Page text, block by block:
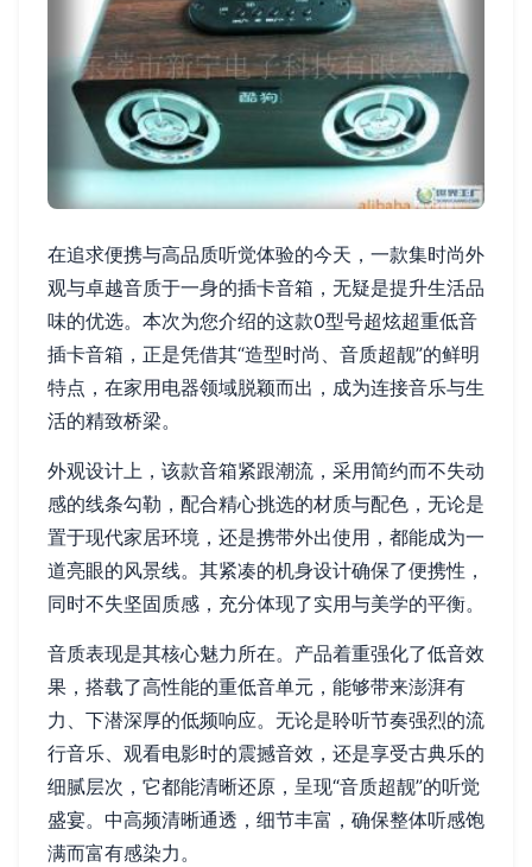
在追求便携与高品质听觉体验的今天，一款集时尚外
观与卓越音质于一身的插卡音箱，无疑是提升生活品
味的优选。本次为您介绍的这款0型号超炫超重低音
插卡音箱，正是凭借其“造型时尚、音质超靓”的鲜明
特点，在家用电器领域脱颖而出，成为连接音乐与生
活的精致桥梁。
外观设计上，该款音箱紧跟潮流，采用简约而不失动
感的线条勾勒，配合精心挑选的材质与配色，无论是
置于现代家居环境，还是携带外出使用，都能成为一
道亮眼的风景线。其紧凑的机身设计确保了便携性，
同时不失坚固质感，充分体现了实用与美学的平衡。
音质表现是其核心魅力所在。产品着重强化了低音效
果，搭载了高性能的重低音单元，能够带来澎湃有
力、下潜深厚的低频响应。无论是聆听节奏强烈的流
行音乐、观看电影时的震撼音效，还是享受古典乐的
细腻层次，它都能清晰还原，呈现“音质超靓”的听觉
盛宴。中高频清晰通透，细节丰富，确保整体听感饱
满而富有感染力。